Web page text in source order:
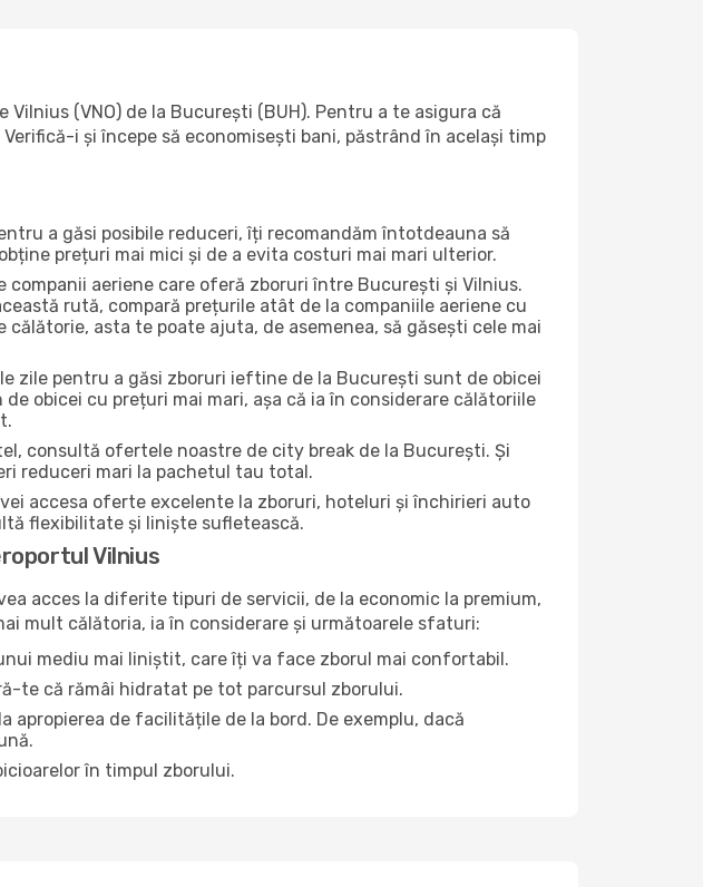
(VNO) de la București (BUH). Pentru a te asigura că
i și începe să economisești bani, păstrând în același timp
a găsi posibile reduceri, îți recomandăm întotdeauna să
prețuri mai mici și de a evita costuri mai mari ulterior.
companii aeriene care oferă zboruri între București și Vilnius.
rută, compară prețurile atât de la companiile aeriene cu
asta te poate ajuta, de asemenea, să găsești cele mai
zile pentru a găsi zboruri ieftine de la București sunt de obicei
obicei cu prețuri mai mari, așa că ia în considerare călătoriile
consultă ofertele noastre de city break de la București. Și
reduceri mari la pachetul tau total.
accesa oferte excelente la zboruri, hoteluri și închirieri auto
flexibilitate și liniște sufletească.
Vilnius
acces la diferite tipuri de servicii, de la economic la premium,
mult călătoria, ia în considerare și următoarele sfaturi:
mediu mai liniștit, care îți va face zborul mai confortabil.
te că rămâi hidratat pe tot parcursul zborului.
apropierea de facilitățile de la bord. De exemplu, dacă
în timpul zborului.